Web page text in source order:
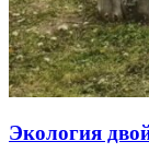
Экология